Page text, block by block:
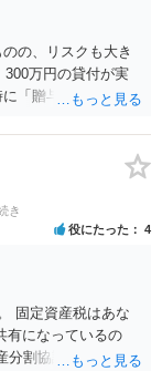
の、リスクも大き
300万円の貸付が実
「贈与」と評価さ
信託・目的信託） 財
門職）に管理させ、
残余を友人や慈善団
なるため、子の関
せ 生活資金は手元
ます。 ③負担付死
渡す」契約。条件
。 ④ 寄附予約＋解
は解除できる条項
き
役にたった 4
固定資産税はあな
有になっているの
分割協議をして、不